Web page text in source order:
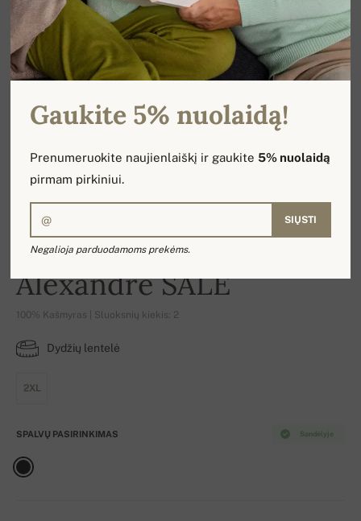
-16%
Alexandre SALE
100% Kašmyras | Sluoksnių kiekis: 2
Dydžių lentelė
2XL
Sandėlyje
SPALVŲ PASIRINKIMAS
Gaukite 5% nuolaidą!
Prenumeruokite naujienlaiškį ir gaukite5% nuolaidą
pirmam pirkiniui.
SIŲSTI
Negalioja parduodamoms prekėms.